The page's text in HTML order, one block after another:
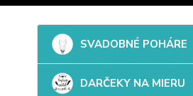
SVADOBNÉ POHÁRE
DARČEKY NA MIERU